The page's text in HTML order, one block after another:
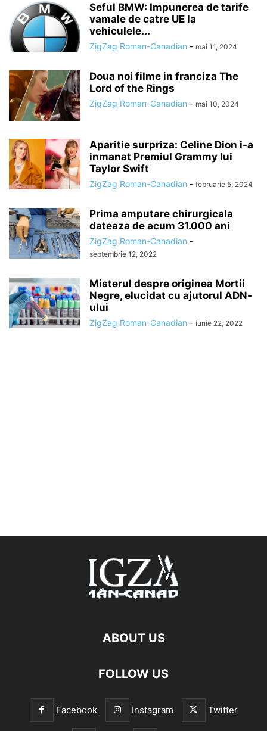
Seful BMW: Impunerea de tarife
vamale de catre UE la
vehiculele...
ZigZag Roman-Canadian - mai 11, 2024
Doua noi filme in franciza The
Lord of the Rings
ZigZag Roman-Canadian - mai 10, 2024
Aparitie surpriza: Celine Dion i-a
inmanat Premiul Grammy lui
Taylor Swift
ZigZag Roman-Canadian - februarie 5, 2024
Prima amputare chirurgicala
dateaza de acum 31.000 ani
ZigZag Roman-Canadian -
septembrie 12, 2022
Misterul despre originea Mortii
Negre, elucidat cu ajutorul ADN-
ului
ZigZag Roman-Canadian - iunie 22, 2022
ABOUT US
FOLLOW US
Facebook Instagram Twitter